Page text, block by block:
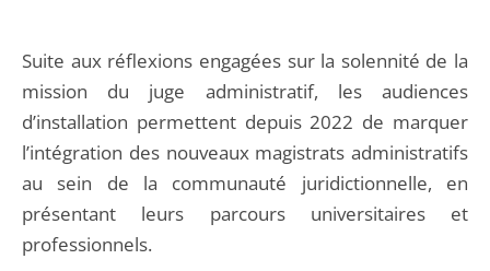
Suite aux réflexions engagées sur la solennité de la
mission du juge administratif, les audiences
d’installation permettent depuis 2022 de marquer
l’intégration des nouveaux magistrats administratifs
au sein de la communauté juridictionnelle, en
présentant leurs parcours universitaires et
professionnels.